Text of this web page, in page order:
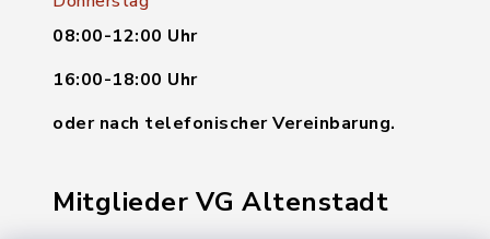
08:00-12:00 Uhr
16:00-18:00 Uhr
oder nach telefonischer Vereinbarung.
Mitglieder VG Altenstadt